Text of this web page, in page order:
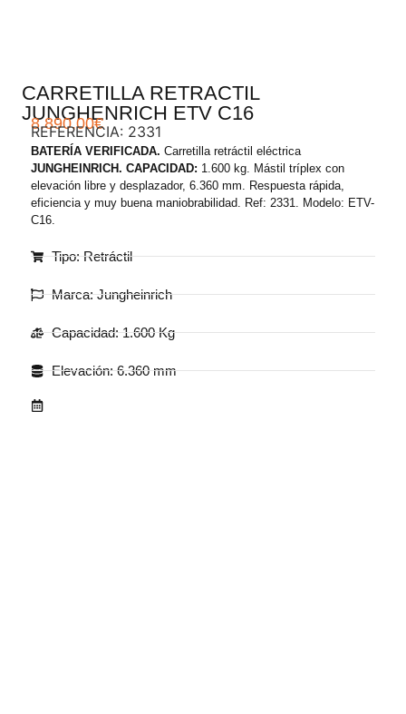
CARRETILLA RETRACTIL
JUNGHENRICH ETV C16
8.890,00€
REFERENCIA: 2331
BATERÍA VERIFICADA. Carretilla retráctil eléctrica
JUNGHEINRICH. CAPACIDAD: 1.600 kg. Mástil tríplex con
elevación libre y desplazador, 6.360 mm. Respuesta rápida,
eficiencia y muy buena maniobrabilidad. Ref: 2331. Modelo: ETV-
C16.
Tipo: Retráctil
Marca: Jungheinrich
Capacidad: 1.600 Kg
Elevación: 6.360 mm